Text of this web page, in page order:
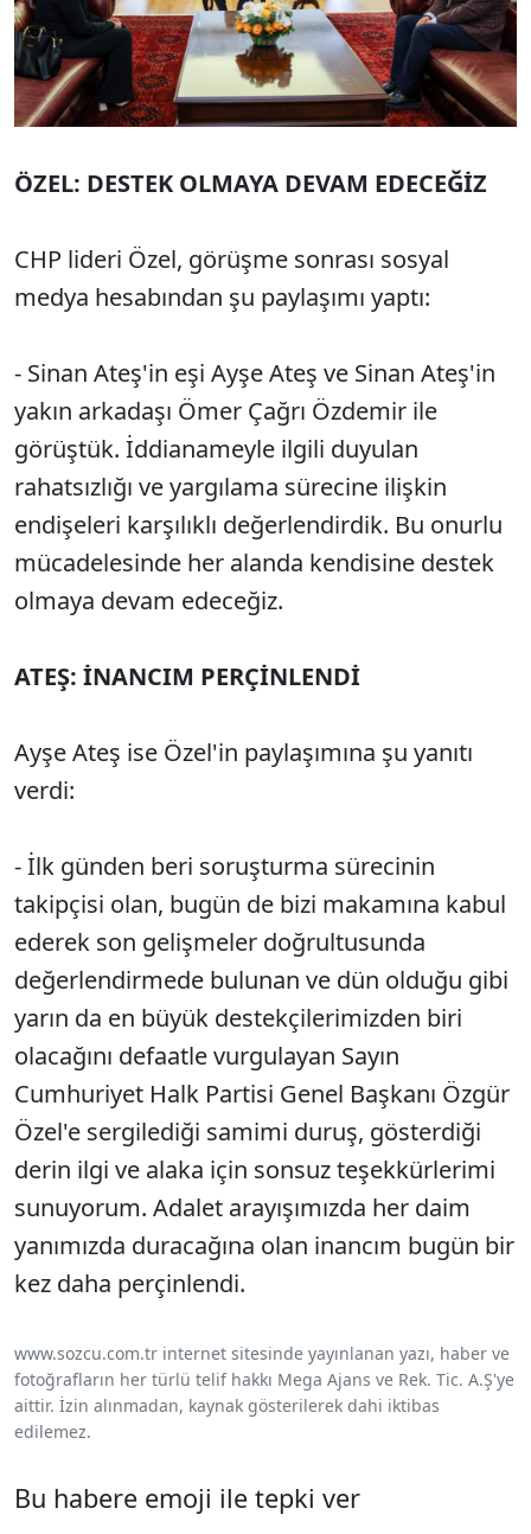
ÖZEL: DESTEK OLMAYA DEVAM EDECEĞİZ
CHP lideri Özel, görüşme sonrası sosyal
medya hesabından şu paylaşımı yaptı:
- Sinan Ateş'in eşi Ayşe Ateş ve Sinan Ateş'in
yakın arkadaşı Ömer Çağrı Özdemir ile
görüştük. İddianameyle ilgili duyulan
rahatsızlığı ve yargılama sürecine ilişkin
endişeleri karşılıklı değerlendirdik. Bu onurlu
mücadelesinde her alanda kendisine destek
olmaya devam edeceğiz.
ATEŞ: İNANCIM PERÇİNLENDİ
Ayşe Ateş ise Özel'in paylaşımına şu yanıtı
verdi:
- İlk günden beri soruşturma sürecinin
takipçisi olan, bugün de bizi makamına kabul
ederek son gelişmeler doğrultusunda
değerlendirmede bulunan ve dün olduğu gibi
yarın da en büyük destekçilerimizden biri
olacağını defaatle vurgulayan Sayın
Cumhuriyet Halk Partisi Genel Başkanı Özgür
Özel'e sergilediği samimi duruş, gösterdiği
derin ilgi ve alaka için sonsuz teşekkürlerimi
sunuyorum. Adalet arayışımızda her daim
yanımızda duracağına olan inancım bugün bir
kez daha perçinlendi.
www.sozcu.com.tr internet sitesinde yayınlanan yazı, haber ve
fotoğrafların her türlü telif hakkı Mega Ajans ve Rek. Tic. A.Ş'ye
aittir. İzin alınmadan, kaynak gösterilerek dahi iktibas
edilemez.
Bu habere emoji ile tepki ver